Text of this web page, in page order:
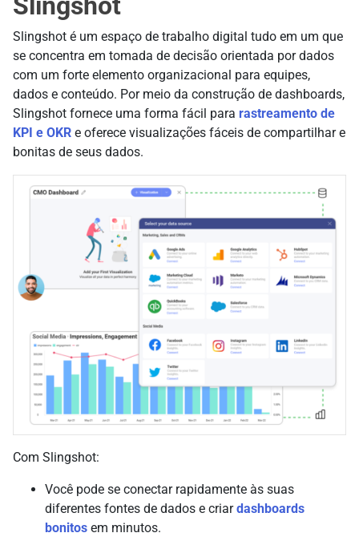
Slingshot é um espaço de trabalho digital tudo em um que
se concentra em tomada de decisão orientada por dados
com um forte elemento organizacional para equipes,
dados e conteúdo. Por meio da construção de dashboards,
Slingshot fornece uma forma fácil para rastreamento de
KPI e OKR e oferece visualizações fáceis de compartilhar e
bonitas de seus dados.
Com Slingshot:
Você pode se conectar rapidamente às suas
diferentes fontes de dados e criardashboards
bonitos em minutos.